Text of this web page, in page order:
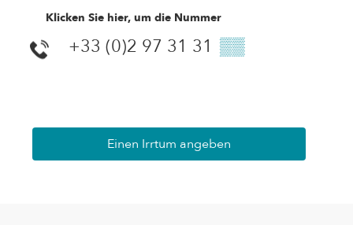
Klicken Sie hier, um die Nummer
+33 (0)2 97 31 31 ▒▒
Einen Irrtum angeben